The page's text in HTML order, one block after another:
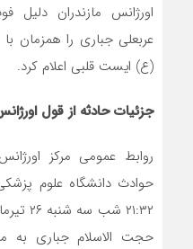
اورژانس مازندران
عربعلی جباری را همزمان
(ع) ایست قلبی اعلام کرد.
جزئیات حادثه از قول
روابط عمومی مرکز
حوادث دانشگاه علوم
حجت الاسلام جباری به